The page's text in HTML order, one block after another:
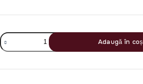
Cantitate
Cutie
Cadou
profesori
Adaugă în coș